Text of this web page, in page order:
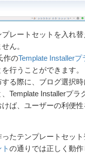
レートセットを入れ
ん。
作のTemplate Installerプ
行うことができます。
る際に、ブログ選択時
Template Installerプラ
ば、ユーザーの利便性
たテンプレートセッ
の通りでは正しく動